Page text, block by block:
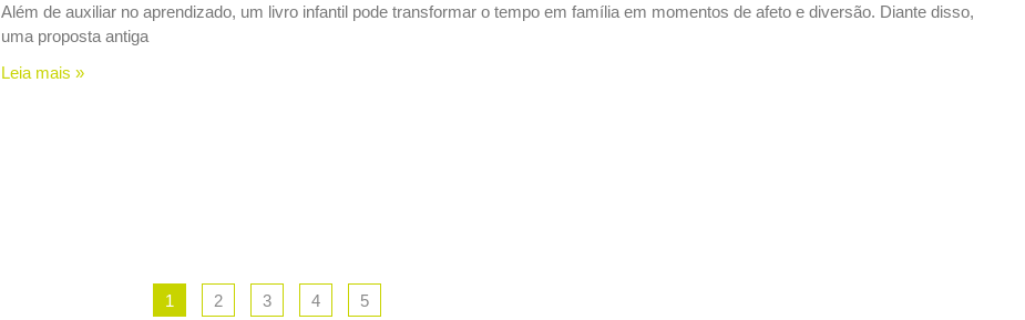
Além de auxiliar no aprendizado, um livro infantil pode transformar o tempo em família em momentos de afeto e diversão. Diante disso,
uma proposta antiga
Leia mais »
1 2 3 4 5